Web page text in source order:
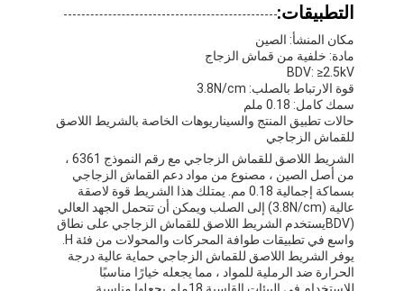
شريط عازل لاصق
شريط عزل قماش زجاجي
شريط عازل مقاوم للحرارة
شريط لاصق من القماش الزجاجي
شريط لاصق فيلم بوليميد
شريط لاصق رقائق الألومنيوم
التطبيقات:
مكان المنشأ: الصين
مادة: خلفية من قماش الزجاج
BDV: ≥2.5kV
قوة الارتباط بالصلب: 3.8N/cm
سمك كامل: 0.18 ملم
حالات تطبيق المنتج والسيناريوهات الخاصة بالشريط اللاصق
للقماش الزجاجي
الشريط اللاصق للقماش الزجاجي مع رقم النموذج 6361 ،
من أصل الصين ، مصنوع من مواد دعم القماش الزجاجي
بسماكة إجمالية 0.18 مم. يمتلك هذا الشريط قوة لاصقة
عالية (3.8N/cm) إلى الصلب ويمكن أن تتحمل الجهد العالي
(BDVيستخدم الشريط اللاصق للقماش الزجاجي على نطاق
واسع في تطبيقات طوافة المحركات والمحولات من فئة H.
يوفر الشريط اللاصق للقماش الزجاجي حماية عالية درجة
الحرارة ضد الرملية للمواد ، مما يجعله خيارًا مناسبًا